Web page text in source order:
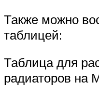
Также можно
таблицей:
Таблица для
радиаторов на